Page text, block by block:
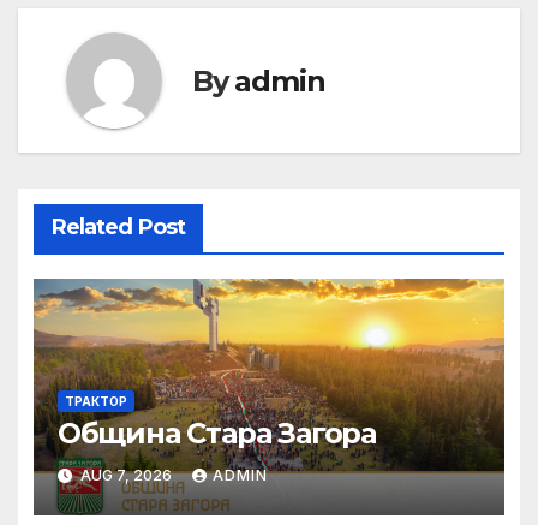
Byadmin
Related Post
ТРАКТОР
Община Стара Загора
AUG 7, 2026 ADMIN